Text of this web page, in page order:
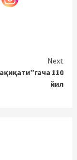
Next
110
йил